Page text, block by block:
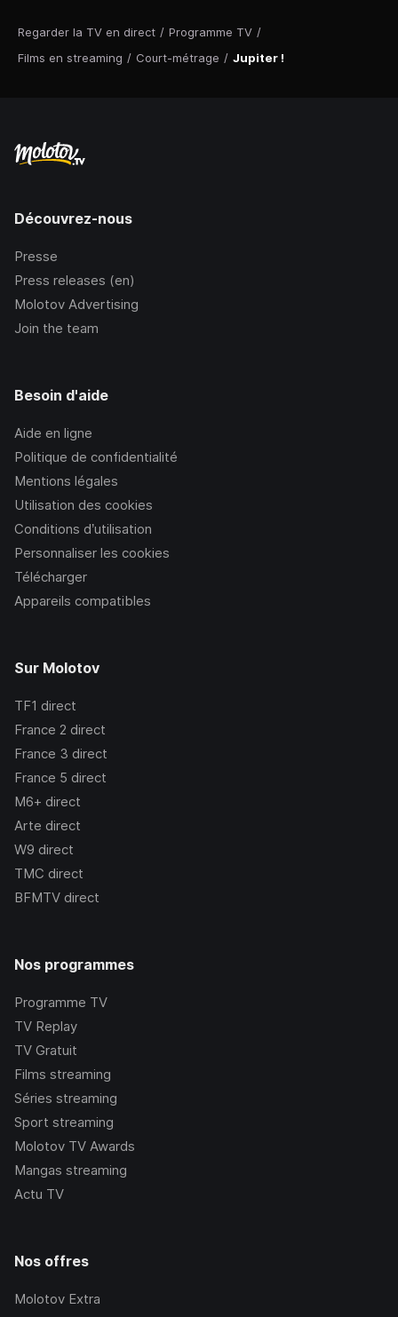
Regarder la TV en direct / Programme TV /
Films en streaming / Court-métrage / Jupiter !
Découvrez-nous
Presse
Press releases (en)
Molotov Advertising
Join the team
Besoin d'aide
Aide en ligne
Politique de confidentialité
Mentions légales
Utilisation des cookies
Conditions d’utilisation
Personnaliser les cookies
Télécharger
Appareils compatibles
Sur Molotov
TF1 direct
France 2 direct
France 3 direct
France 5 direct
M6+ direct
Arte direct
W9 direct
TMC direct
BFMTV direct
Nos programmes
Programme TV
TV Replay
TV Gratuit
Films streaming
Séries streaming
Sport streaming
Molotov TV Awards
Mangas streaming
Actu TV
Nos offres
Molotov Extra